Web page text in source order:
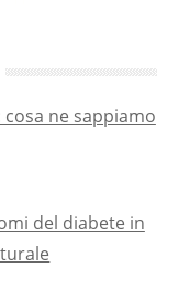
ne sappiamo
del diabete in